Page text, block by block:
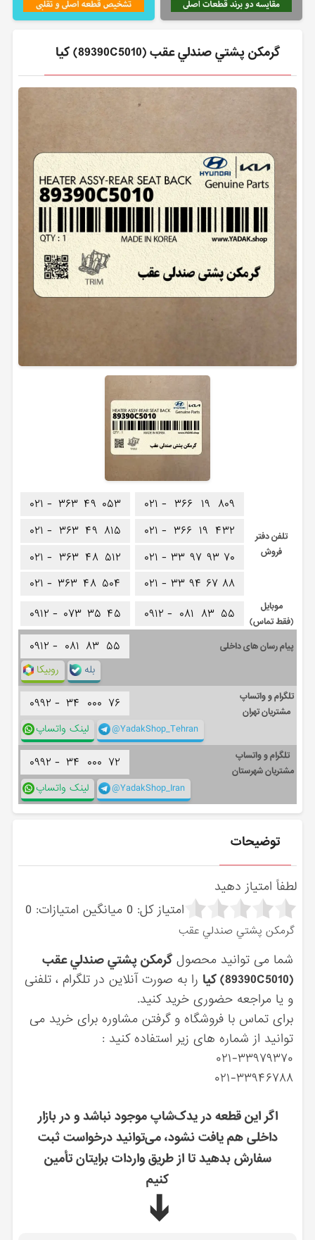
گرمكن پشتي صندلي عقب (89390C5010) کیا
تلفن دفتر
فروش
۰۲۱ - ۳۶۶ ۱۹ ۸۰۹
۰۲۱ - ۳۶۶ ۱۹ ۴۳۲
۰۲۱ - ۳۳ ۹۷ ۹۳ ۷۰
۰۲۱ - ۳۳ ۹۴ ۶۷ ۸۸
۰۲۱ - ۳۶۳ ۴۹ ۰۵۳
۰۲۱ - ۳۶۳ ۴۹ ۸۱۵
۰۲۱ - ۳۶۳ ۴۸ ۵۱۲
۰۲۱ - ۳۶۳ ۴۸ ۵۰۴
موبایل
(فقط تماس)
۰۹۱۲ - ۰۸۱ ۸۳ ۵۵ ۰۹۱۲ - ۰۷۳ ۳۵ ۴۵
پیام رسان های داخلی ۰۹۱۲ - ۰۸۱ ۸۳ ۵۵
روبیکا بله
تلگرام و واتساپ
مشتریان تهران
۰۹۹۲ - ۳۴ ۰۰۰ ۷۶
لینک واتساپ @YadakShop_Tehran
تلگرام و واتساپ
مشتریان شهرستان
۰۹۹۲ - ۳۴ ۰۰۰ ۷۲
لینک واتساپ @YadakShop_Iran
توضیحات
لطفاً امتیاز دهید
امتیاز کل: 0 میانگین امتیازات: 0
گرمكن پشتي صندلي عقب
شما می توانید محصولگرمكن پشتي صندلي عقب
(89390C5010) کیا
را به صورت آنلاین در تلگرام ، تلفنی
و یا مراجعه حضوری خرید کنید.
برای تماس با فروشگاه و گرفتن مشاوره برای خرید می
توانید از شماره های زیر استفاده کنید :
۰۲۱-۳۳۹۷۹۳۷۰
۰۲۱-۳۳۹۴۶۷۸۸
اگر این قطعه در یدک‌شاپ موجود نباشد و در بازار
داخلی هم یافت نشود، می‌توانید درخواست ثبت
سفارش بدهید تا از طریق واردات برایتان تأمین
کنیم
➔